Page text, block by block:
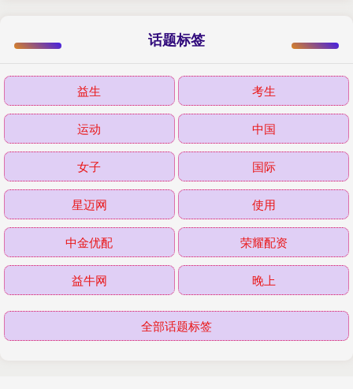
话题标签
益生 考生
运动 中国
女子 国际
星迈网 使用
中金优配 荣耀配资
益牛网 晚上
全部话题标签